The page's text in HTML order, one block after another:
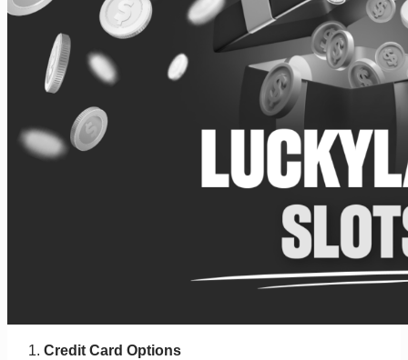
Credit Card Options